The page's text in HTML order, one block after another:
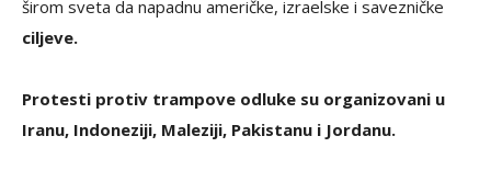
širom sveta da napadnu američke, izraelske i savezničke
ciljeve.
Protesti protiv trampove odluke su organizovani u
Iranu, Indoneziji, Maleziji, Pakistanu i Jordanu.